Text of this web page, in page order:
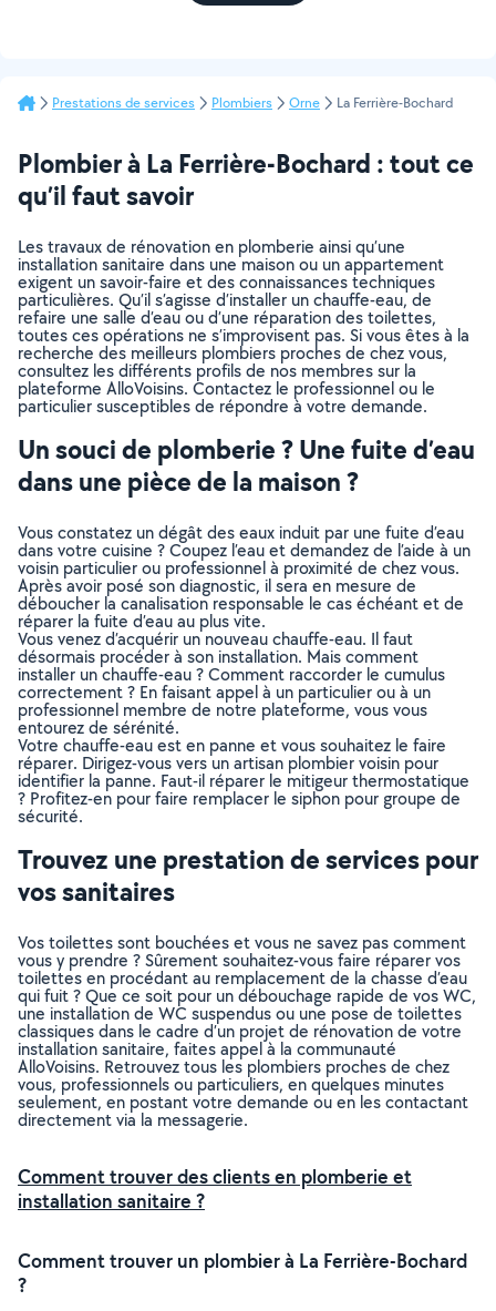
Prestations de services Plombiers Orne La Ferrière-Bochard
Plombier à La Ferrière-Bochard : tout ce
qu’il faut savoir
Les travaux de rénovation en plomberie ainsi qu’une
installation sanitaire dans une maison ou un appartement
exigent un savoir-faire et des connaissances techniques
particulières. Qu’il s’agisse d’installer un chauffe-eau, de
refaire une salle d’eau ou d’une réparation des toilettes,
toutes ces opérations ne s’improvisent pas. Si vous êtes à la
recherche des meilleurs plombiers proches de chez vous,
consultez les différents profils de nos membres sur la
plateforme AlloVoisins. Contactez le professionnel ou le
particulier susceptibles de répondre à votre demande.
Un souci de plomberie ? Une fuite d’eau
dans une pièce de la maison ?
Vous constatez un dégât des eaux induit par une fuite d’eau
dans votre cuisine ? Coupez l’eau et demandez de l’aide à un
voisin particulier ou professionnel à proximité de chez vous.
Après avoir posé son diagnostic, il sera en mesure de
déboucher la canalisation responsable le cas échéant et de
réparer la fuite d’eau au plus vite.
Vous venez d’acquérir un nouveau chauffe-eau. Il faut
désormais procéder à son installation. Mais comment
installer un chauffe-eau ? Comment raccorder le cumulus
correctement ? En faisant appel à un particulier ou à un
professionnel membre de notre plateforme, vous vous
entourez de sérénité.
Votre chauffe-eau est en panne et vous souhaitez le faire
réparer. Dirigez-vous vers un artisan plombier voisin pour
identifier la panne. Faut-il réparer le mitigeur thermostatique
? Profitez-en pour faire remplacer le siphon pour groupe de
sécurité.
Trouvez une prestation de services pour
vos sanitaires
Vos toilettes sont bouchées et vous ne savez pas comment
vous y prendre ? Sûrement souhaitez-vous faire réparer vos
toilettes en procédant au remplacement de la chasse d’eau
qui fuit ? Que ce soit pour un débouchage rapide de vos WC,
une installation de WC suspendus ou une pose de toilettes
classiques dans le cadre d’un projet de rénovation de votre
installation sanitaire, faites appel à la communauté
AlloVoisins. Retrouvez tous les plombiers proches de chez
vous, professionnels ou particuliers, en quelques minutes
seulement, en postant votre demande ou en les contactant
directement via la messagerie.
Comment trouver des clients en plomberie et
installation sanitaire ?
Comment trouver un plombier à La Ferrière-Bochard
?